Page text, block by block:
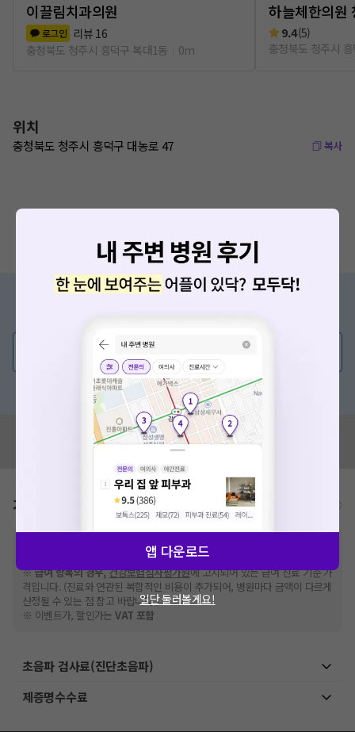
이끌림치과의원
로그인 리뷰 16
충청북도 청주시 흥덕구 복대1동
0m
하늘체한의원
9.4(5)
충청북도 청주시
위치
충청북도 청주시 흥덕구 대농로 47 복사
💬 무엇이든 물어보세요
혹은, 의료상담 서비스에 다양한 게시글 보러가기
혹시 잘못된 병원정보가 있나요?
모두닥 팀에 알려주세요!
가격표 비급여/급여 진료란?
추가비용 등으로 실제 가격과 상이할 수 있으니, 정확
한 가격은 해당 의료기관에 직접 문의해주세요.
※급여 항목의 경우,건강보험심사평가원에 고지되어 있는 급여 진료 기준 가
격입니다. (진료와 연관된 복합적인 비용이 추가되어, 병원마다 금액이 다르게
산정될 수 있는 점 참고 바랍니다.)
※ 이벤트가, 할인가는VAT 포함
초음파 검사료(진단초음파)
제증명수수료
앱 다운로드
일단 둘러볼게요!